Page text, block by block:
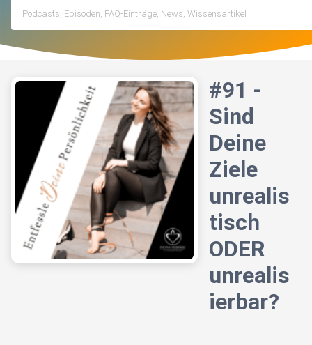
#91 -
Sind
Deine
Ziele
unrealis
tisch
ODER
unrealis
ierbar?️